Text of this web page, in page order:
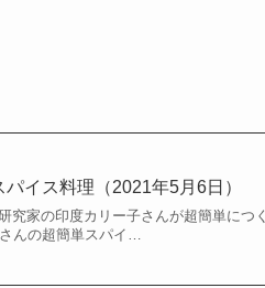
イス料理（2021年5月6日）
究家の印度カリー子さんが超簡単につく
んの超簡単スパイ…